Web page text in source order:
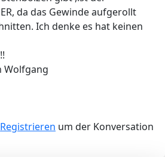
da das Gewinde aufgerollt
Ich denke es hat keinen
Wolfgang
Registrieren um der Konversation